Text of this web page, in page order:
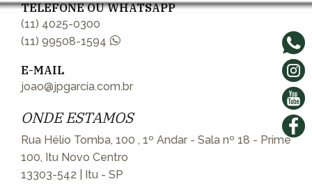
TELEFONE OU WHATSAPP
(11) 4025-0300
(11) 99508-1594
E-MAIL
joao@jpgarcia.com.br
ONDE ESTAMOS
Rua Hélio Tomba, 100 , 1º Andar - Sala nº 18 - Prime
100, Itu Novo Centro
13303-542 | Itu - SP